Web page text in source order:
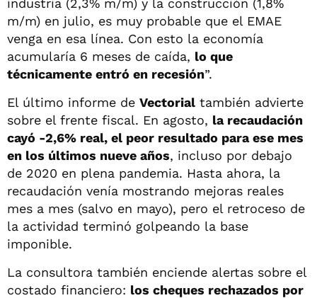
m/m) en julio, es muy probable que el EMAE
venga en esa línea. Con esto la economía
acumularía 6 meses de caída, lo que
técnicamente entró en recesión”.
El último informe de Vectorial también advierte
sobre el frente fiscal. En agosto, la recaudación
cayó -2,6% real, el peor resultado para ese mes
en los últimos nueve años, incluso por debajo
de 2020 en plena pandemia. Hasta ahora, la
recaudación venía mostrando mejoras reales
mes a mes (salvo en mayo), pero el retroceso de
la actividad terminó golpeando la base
imponible.
La consultora también enciende alertas sobre el
costado financiero: los cheques rechazados por